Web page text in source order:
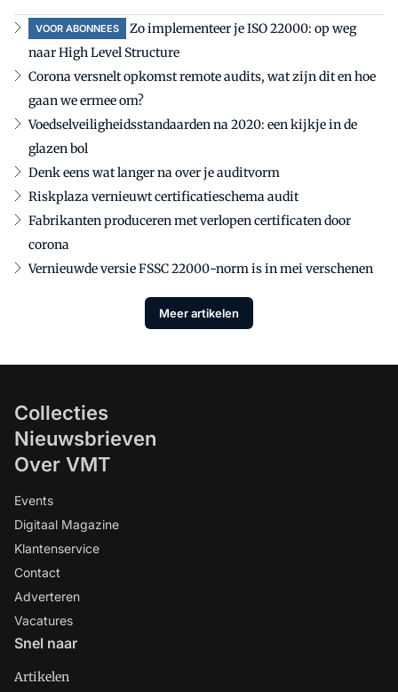
VOOR ABONNEES
Zo implementeer je ISO 22000: op weg
naar High Level Structure
Corona versnelt opkomst remote audits, wat zijn dit en hoe
gaan we ermee om?
Voedselveiligheidsstandaarden na 2020: een kijkje in de
glazen bol
Denk eens wat langer na over je auditvorm
Riskplaza vernieuwt certificatieschema audit
Fabrikanten produceren met verlopen certificaten door
corona
Vernieuwde versie FSSC 22000-norm is in mei verschenen
Meer artikelen
Collecties
Nieuwsbrieven
Over VMT
Events
Digitaal Magazine
Klantenservice
Contact
Adverteren
Vacatures
Snel naar
Artikelen